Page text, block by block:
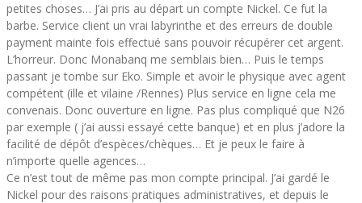
petites choses… J’ai pris au départ un compte Nickel. Ce fut la
barbe. Service client un vrai labyrinthe et des erreurs de double
payment mainte fois effectué sans pouvoir récupérer cet argent.
L’horreur. Donc Monabanq me semblais bien… Puis le temps
passant je tombe sur Eko. Simple et avoir le physique avec agent
compétent (ille et vilaine /Rennes) Plus service en ligne cela me
convenais. Donc ouverture en ligne. Pas plus compliqué que N26
par exemple ( j’ai aussi essayé cette banque) et en plus j’adore la
facilité de dépôt d’espèces/chèques… Et je peux le faire à
n’importe quelle agences…
Ce n’est tout de même pas mon compte principal. J’ai gardé le
Nickel pour des raisons pratiques administratives, et depuis le